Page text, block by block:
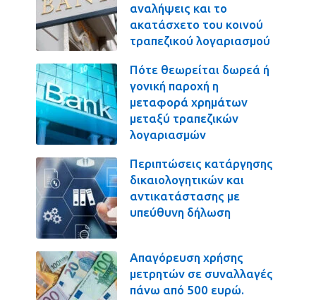
αναλήψεις και το
ακατάσχετο του κοινού
τραπεζικού λογαριασμού
Πότε θεωρείται δωρεά ή
γονική παροχή η
μεταφορά χρημάτων
μεταξύ τραπεζικών
λογαριασμών
Περιπτώσεις κατάργησης
δικαιολογητικών και
αντικατάστασης με
υπεύθυνη δήλωση
Απαγόρευση χρήσης
μετρητών σε συναλλαγές
πάνω από 500 ευρώ.